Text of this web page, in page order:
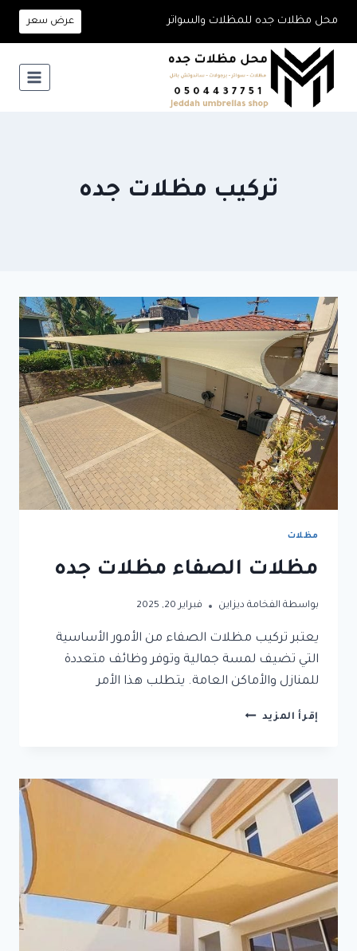
المحتوى
محل مظلات جده للمظلات والسواتر عرض سعر
تركيب مظلات جده
مظلات
مظلات الصفاء مظلات جده
بواسطة الفخامة ديزاين فبراير 20, 2025
يعتبر تركيب مظلات الصفاء من الأمور الأساسية
التي تضيف لمسة جمالية وتوفر وظائف متعددة
للمنازل والأماكن العامة. يتطلب هذا الأمر
إقرأ المزيد مظلات